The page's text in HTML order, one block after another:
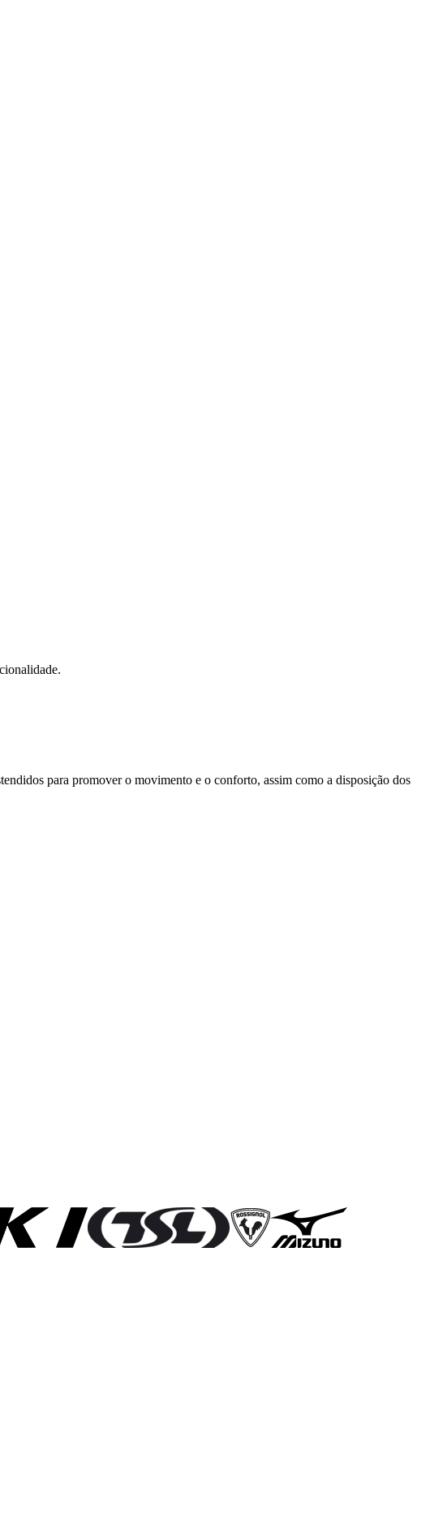
para promover o movimento e o conforto, assim como a disposição dos